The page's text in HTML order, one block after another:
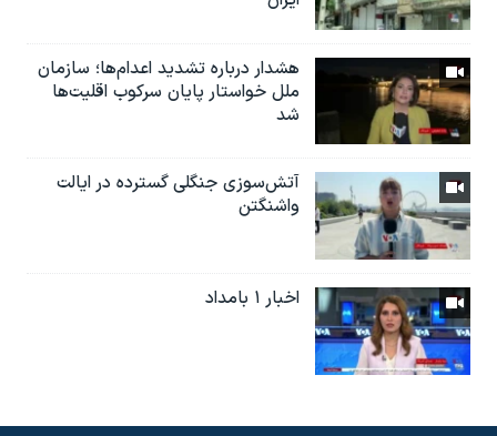
هشدار درباره تشدید اعدام‌ها؛ سازمان
ملل خواستار پایان سرکوب اقلیت‌ها
شد
آتش‌سوزی جنگلی گسترده در ایالت
واشنگتن
اخبار ۱ بامداد